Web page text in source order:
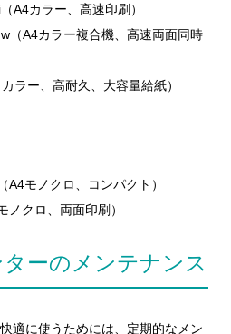
A4カラー、高速印刷）
（A4カラー複合機、高速両面同時
ラー、高耐久、大容量給紙）
モノクロ、コンパクト）
クロ、両面印刷）
ーのメンテナンス
適に使うためには、定期的なメン